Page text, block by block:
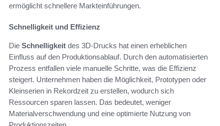
ermöglicht schnellere Markteinführungen.
Schnelligkeit und Effizienz
Die Schnelligkeit des 3D-Drucks hat einen erheblichen
Einfluss auf den Produktionsablauf. Durch den automatisierten
Prozess entfallen viele manuelle Schritte, was die Effizienz
steigert. Unternehmen haben die Möglichkeit, Prototypen oder
Kleinserien in Rekordzeit zu erstellen, wodurch sich
Ressourcen sparen lassen. Das bedeutet, weniger
Materialverschwendung und eine optimierte Nutzung von